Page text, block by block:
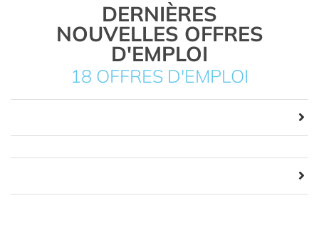
DERNIÈRES
NOUVELLES OFFRES
D'EMPLOI
18 OFFRES D'EMPLOI